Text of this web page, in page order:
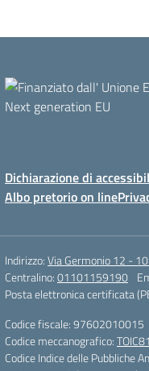
Dichiarazione di
Albo pretorio on line
Indirizzo:Via Germonio 12 -
Centralino:01101159190
Posta elettronica certificata
Codice fiscale: 97602010015
Codice meccanografico:
Codice Indice delle Pubbliche